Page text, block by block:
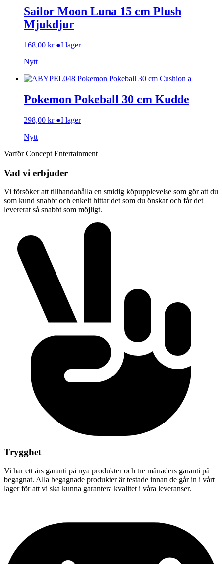
Sailor Moon Luna 15 cm Plush
Mjukdjur
168,00 kr ●I lager
Nytt
Pokemon Pokeball 30 cm Kudde
298,00 kr ●I lager
Nytt
Varför Concept Entertainment
Vad vi erbjuder
Vi försöker att tillhandahålla en smidig köpupplevelse som gör att du
som kund snabbt och enkelt hittar det som du önskar och får det
levererat så snabbt som möjligt.
Trygghet
Vi har ett års garanti på nya produkter och tre månaders garanti på
begagnat. Alla begagnade produkter är testade innan de går in i vårt
lager för att vi ska kunna garantera kvalitet i våra leveranser.